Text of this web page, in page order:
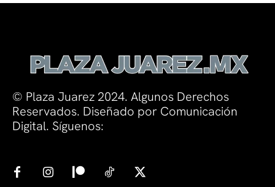
© Plaza Juarez 2024. Algunos Derechos
Reservados. Diseñado por Comunicación
Digital. Síguenos: